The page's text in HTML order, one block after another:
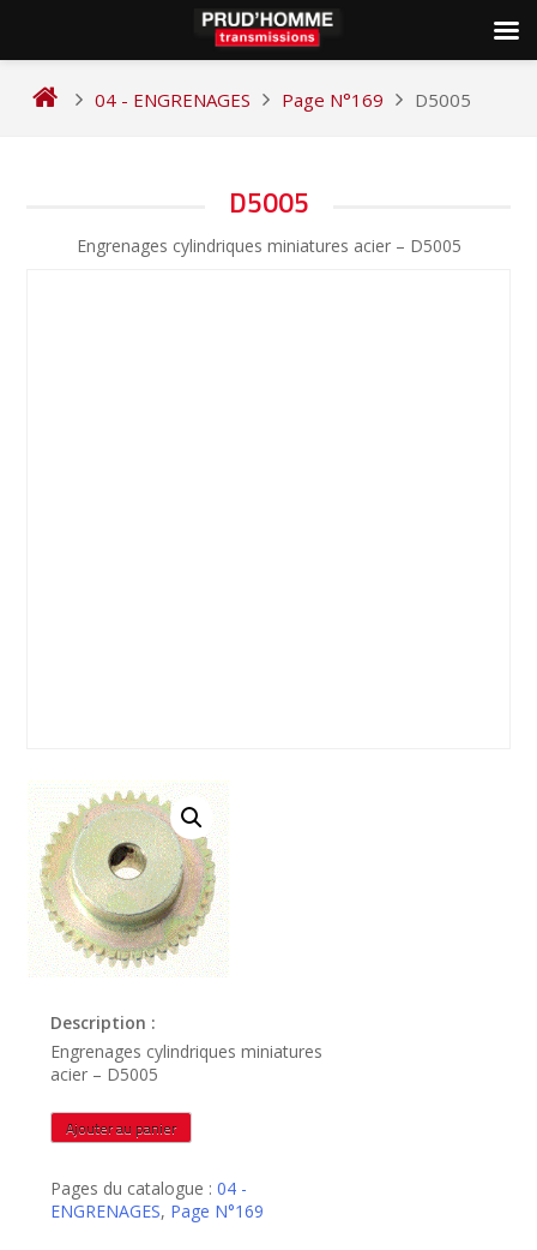
04 - ENGRENAGES Page N°169 D5005
D5005
Engrenages cylindriques miniatures acier – D5005
Description :
Engrenages cylindriques miniatures
acier – D5005
quantité
de
Ajouter au panier
Pages du catalogue :04 -
ENGRENAGES, Page N°169